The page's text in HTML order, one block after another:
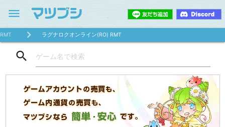
menu
RMT ラグナロクオンライン(RO) RMT
search